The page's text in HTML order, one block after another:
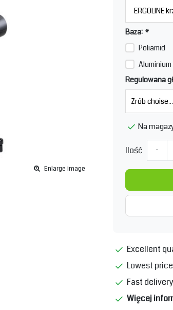
Enlarge image
Baza: *
Poliamid
Aluminium
Regulowana
Na
Ilość -
Excellent
Lowest
Fast delivery
Więcej